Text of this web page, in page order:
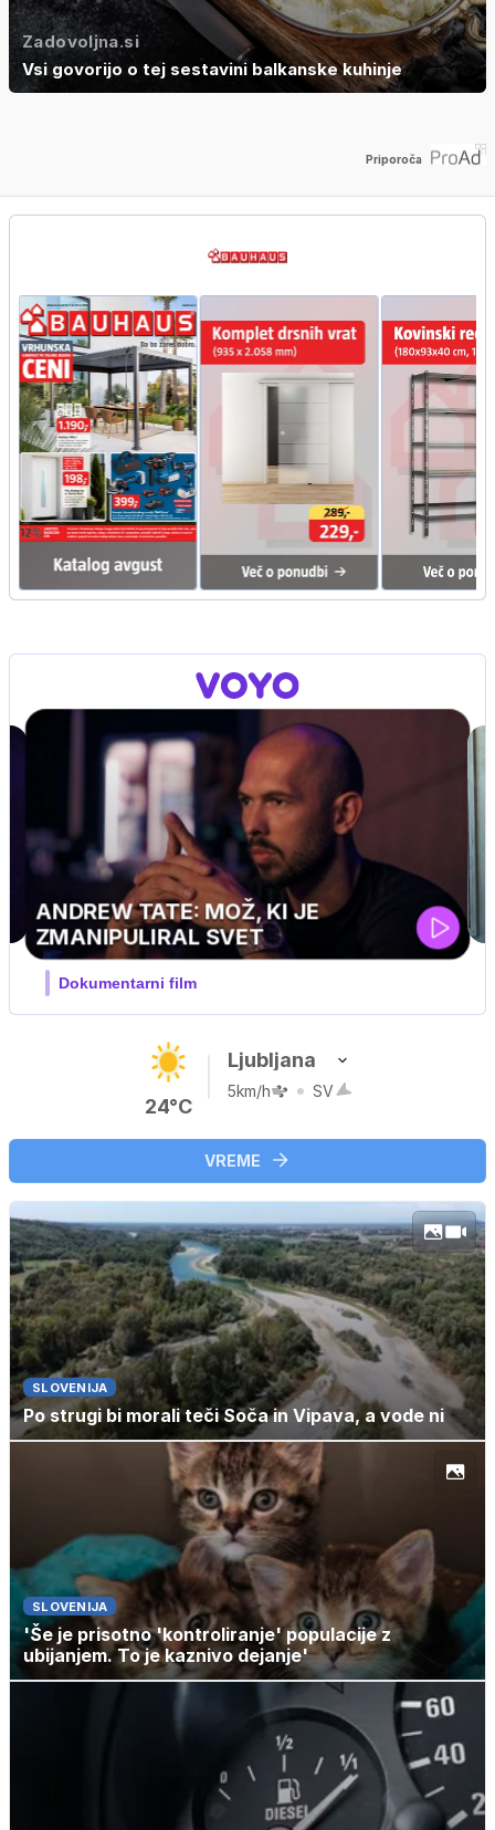
Zadovoljna.si
Vsi govorijo o tej sestavini balkanske kuhinje
Priporoča
24°C
Ljubljana
5km/h SV
VREME
SLOVENIJA
Po strugi bi morali teči Soča in Vipava, a vode ni
SLOVENIJA
'Še je prisotno 'kontroliranje' populacije z
ubijanjem. To je kaznivo dejanje'